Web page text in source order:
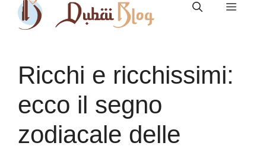
contenuto
Menu
Ricchi e ricchissimi:
ecco il segno
zodiacale delle